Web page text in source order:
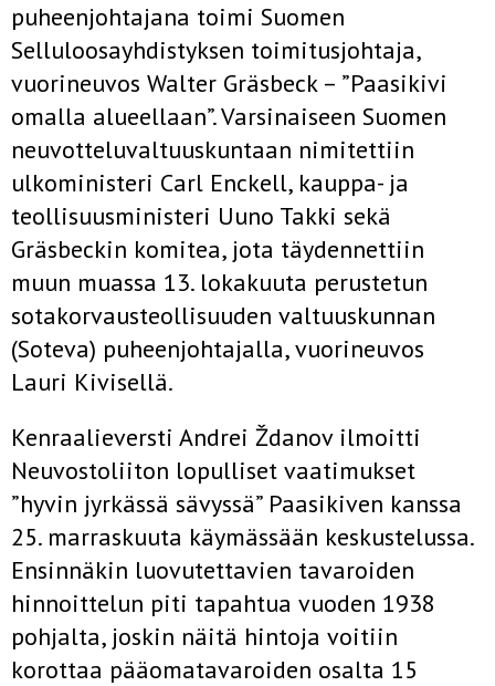
puheenjohtajana toimi Suomen
Selluloosayhdistyksen toimitusjohtaja,
vuorineuvos Walter Gräsbeck – ”Paasikivi
omalla alueellaan”. Varsinaiseen Suomen
neuvotteluvaltuuskuntaan nimitettiin
ulkoministeri Carl Enckell, kauppa- ja
teollisuusministeri Uuno Takki sekä
Gräsbeckin komitea, jota täydennettiin
muun muassa 13. lokakuuta perustetun
sotakorvausteollisuuden valtuuskunnan
(Soteva) puheenjohtajalla, vuorineuvos
Lauri Kivisellä.
Kenraalieversti Andrei Ždanov ilmoitti
Neuvostoliiton lopulliset vaatimukset
”hyvin jyrkässä sävyssä” Paasikiven kanssa
25. marraskuuta käymässään keskustelussa.
Ensinnäkin luovutettavien tavaroiden
hinnoittelun piti tapahtua vuoden 1938
pohjalta, joskin näitä hintoja voitiin
korottaa pääomatavaroiden osalta 15